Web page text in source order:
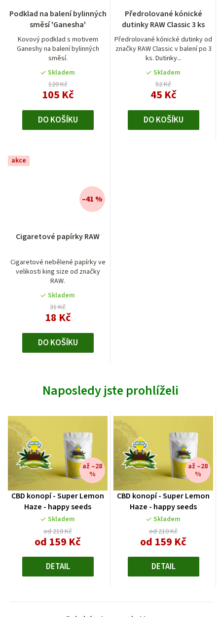
Podklad na balení bylinných
směsí 'Ganesha'
Kovový podklad s motivem
Ganeshy na balení bylinných
směsí.
Skladem
120 Kč
105 Kč
DO KOŠÍKU
Předrolované kónické
dutinky RAW Classic 3 ks
Předrolované kónické dutinky od
značky RAW Classic v balení po 3
ks. Dutinky...
Skladem
52 Kč
45 Kč
DO KOŠÍKU
akce
Cigaretové papírky RAW
Cigaretové nebělené papírky ve
velikosti king size od značky
RAW.
hodnocení
je
5,0
z
5
hvězdiček.
Skladem
31 Kč
18 Kč
–41 %
DO KOŠÍKU
Naposledy jste prohlíželi
CBD konopí - Super Lemon
Haze - happy seeds
Skladem
od 210 Kč
až –28
%
od 159 KčMěrná
DETAIL
CBD konopí - Super Lemon
Haze - happy seeds
Skladem
od 210 Kč
až –28
%
od 159 KčMěrná
DETAIL